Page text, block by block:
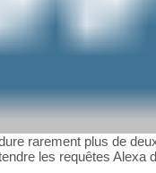
rarement plus de
les requêtes Alexa